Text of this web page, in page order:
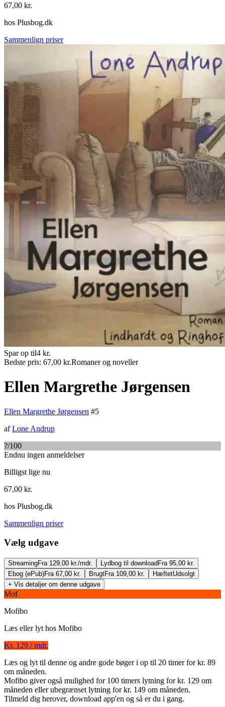
67,00 kr.
hos Plusbog.dk
Sammenlign priser
Spar op til4 kr.
Bedste pris: 67,00 kr.Romaner og noveller
Ellen Margrethe Jørgensen
Ellen Margrethe Jørgensen #5
afLone Andrup
?/100
Endnu ingen anmeldelser
Billigst lige nu
67,00 kr.
hos Plusbog.dk
Sammenlign priser
Vælg udgave
StreamingFra 129,00 kr./mdr. Lydbog til download Fra 95,00 kr.
Ebog (ePub)Fra 67,00 kr. BrugtFra 109,00 kr. HæftetUdsolgt
+ Vis detaljer om denne udgave
Ellen Margrethe Jørgensen
Forfatter:Lone Andrup
Indlæst afAgnethe Bjørn
Format: Lydbog til download
Mof
Mofibo
Læs eller lyt hos Mofibo
Kr. 129 / mdr.
Læs og lyt til denne og andre gode bøger i op til 20 timer for kr. 89
om måneden.
Mofibo giver også mulighed for 100 timers lytning for kr. 129 om
måneden eller ubegrænset lytning for kr. 149 om måneden.
Tilmeld dig herover, download app'en og så er du i gang.